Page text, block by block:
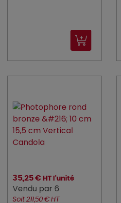
35,25 € HT l'unité
Vendu par 6
Soit 211,50 € HT